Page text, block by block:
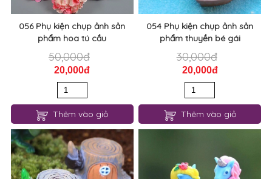
056 Phụ kiện chụp ảnh sản
phẩm hoa tú cầu
50,000đ
20,000đ
Thêm vào giỏ
054 Phụ kiện chụp ảnh sản
phẩm thuyền bé gái
30,000đ
20,000đ
Thêm vào giỏ